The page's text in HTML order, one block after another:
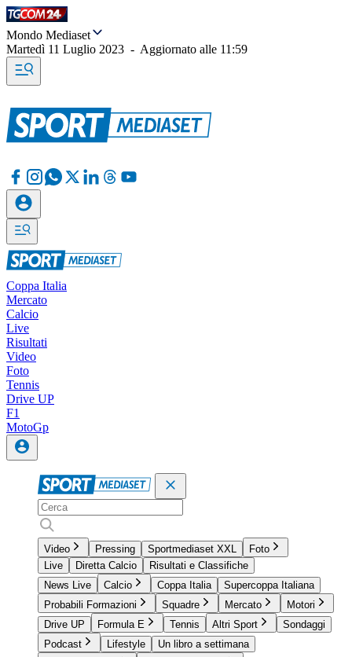
Mondo Mediaset
Martedì 11 Luglio 2023 - Aggiornato alle 11:59
Coppa Italia
Mercato
Calcio
Live
Risultati
Video
Foto
Tennis
Drive UP
F1
MotoGp
Video Pressing Sportmediaset XXL
Foto
Live
Diretta Calcio
Risultati e Classifiche
News Live
Calcio Coppa Italia
Supercoppa Italiana
Probabili Formazioni
Squadre Mercato
Motori
Drive UP
Formula E Tennis Altri Sport
Sondaggi
Podcast
Lifestyle
Un libro a settimana